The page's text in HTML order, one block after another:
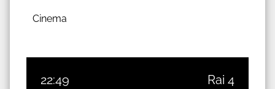
Cinema
22:49 Rai 4